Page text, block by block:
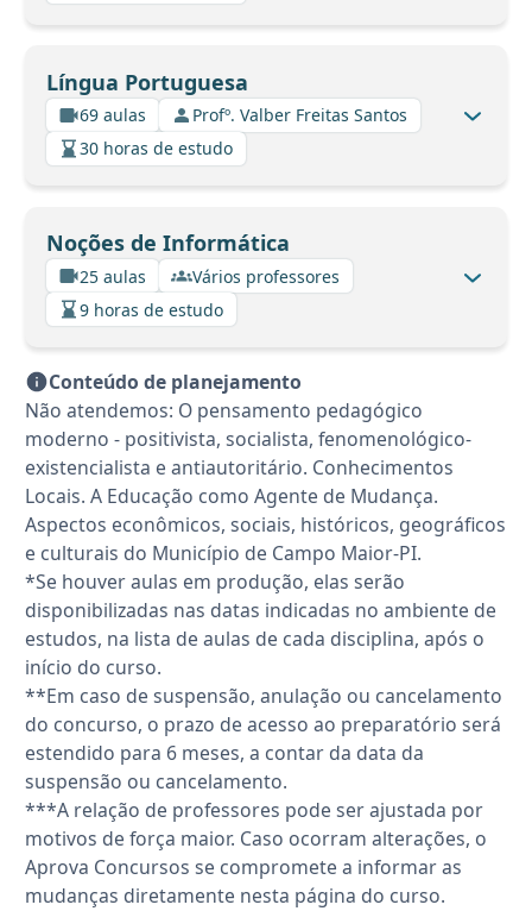
Língua Portuguesa
69 aulas
Profº. Valber Freitas Santos
30 horas de estudo
Noções de Informática
25 aulas
Vários professores
9 horas de estudo
Conteúdo de planejamento
Não atendemos: O pensamento pedagógico
moderno - positivista, socialista, fenomenológico-
existencialista e antiautoritário. Conhecimentos
Locais. A Educação como Agente de Mudança.
Aspectos econômicos, sociais, históricos, geográficos
e culturais do Município de Campo Maior-PI.
*Se houver aulas em produção, elas serão
disponibilizadas nas datas indicadas no ambiente de
estudos, na lista de aulas de cada disciplina, após o
início do curso.
**Em caso de suspensão, anulação ou cancelamento
do concurso, o prazo de acesso ao preparatório será
estendido para 6 meses, a contar da data da
suspensão ou cancelamento.
***A relação de professores pode ser ajustada por
motivos de força maior. Caso ocorram alterações, o
Aprova Concursos se compromete a informar as
mudanças diretamente nesta página do curso.